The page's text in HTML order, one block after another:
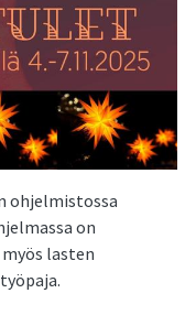
ohjelmistossa
on
lasten